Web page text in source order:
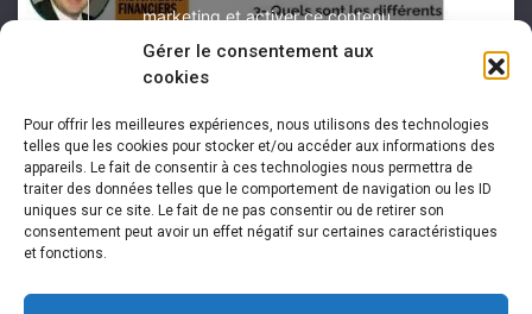
Gérer le consentement aux
cookies
Pour offrir les meilleures expériences, nous utilisons des technologies
telles que les cookies pour stocker et/ou accéder aux informations des
appareils. Le fait de consentir à ces technologies nous permettra de
traiter des données telles que le comportement de navigation ou les ID
uniques sur ce site. Le fait de ne pas consentir ou de retirer son
consentement peut avoir un effet négatif sur certaines caractéristiques
et fonctions.
marketing et activer ce contenu